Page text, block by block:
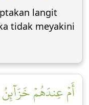
langit
tidak meyakini
أَمۡ عِندَهُمۡ